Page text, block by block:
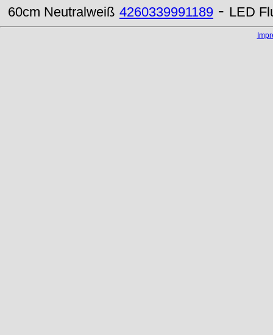
60cm Neutralweiß 4260339991189 - LED